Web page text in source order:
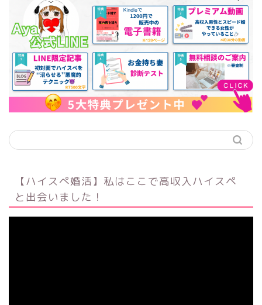
【ハイスぺ婚活】私はここで高収入ハイスペ
と出会いました！